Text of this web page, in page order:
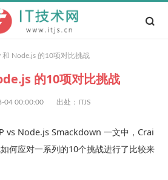
和 Node.js 的10项对比挑战
的10项对比挑战
04 00:00:00 出处：ITJS
vs Node.js Smackdown 一文中，Crai
何应对一系列的10个挑战进行了比较来